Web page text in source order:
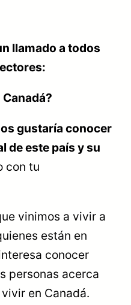
llamado a todos
gustaría conocer
de este país y su
con tu
vinimos a vivir a
están en
conocer
personas acerca
en Canadá.